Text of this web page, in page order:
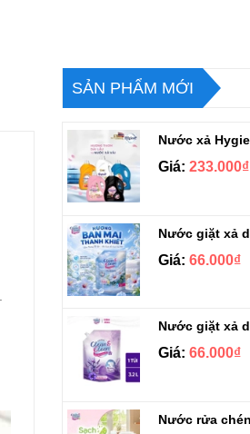
SẢN PHẨM MỚI
Giá: 233.000₫
Giá: 66.000₫
Giá: 66.000₫